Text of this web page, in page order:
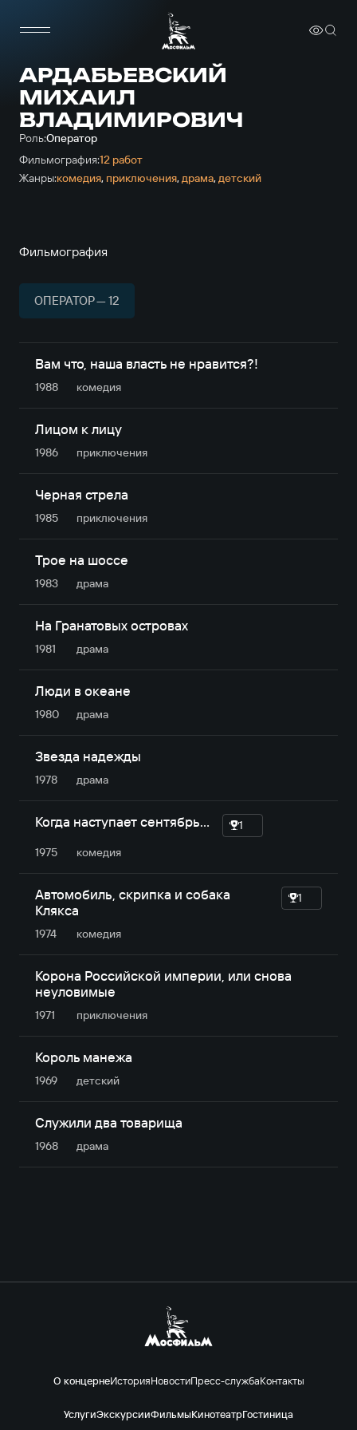
АРДАБЬЕВСКИЙ
МИХАИЛ
ВЛАДИМИРОВИЧ
Роль:Оператор
Фильмография:12 работ
Жанры:комедия, приключе­ния,драма,детский
Фильмография
ОПЕРАТОР — 12
Вам что, наша власть не нравится?!
1988 комедия
Лицом к лицу
1986 приключе­ния
Черная стрела
1985 приключе­ния
Трое на шоссе
1983 драма
На Гранатовых островах
1981 драма
Люди в океане
1980 драма
Звезда надежды
1978 драма
Когда наступает сентябрь…
1
1975
комедия
Автомобиль, скрипка и собака
Клякса
1
1974 комедия
Корона Российской империи, или снова
неуловимые
1971 приключе­ния
Король манежа
1969 детский
Служили два товарища
1968 драма
О концернеИсторияНовостиПресс-службаКонтакты
УслугиЭкскурсииФильмыКинотеатрГостиница